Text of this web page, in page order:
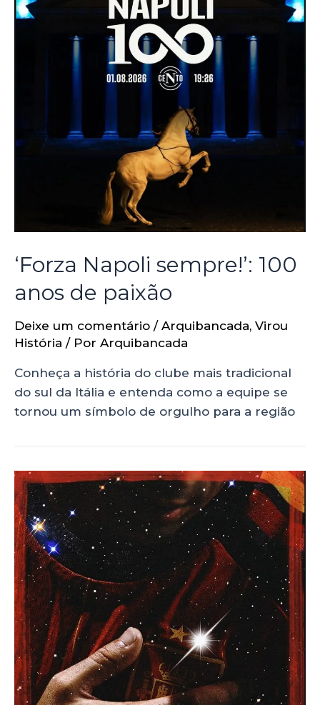
‘Forza Napoli sempre!’: 100
anos de paixão
Deixe um comentário / Arquibancada, Virou
História / Por Arquibancada
Conheça a história do clube mais tradicional
do sul da Itália e entenda como a equipe se
tornou um símbolo de orgulho para a região